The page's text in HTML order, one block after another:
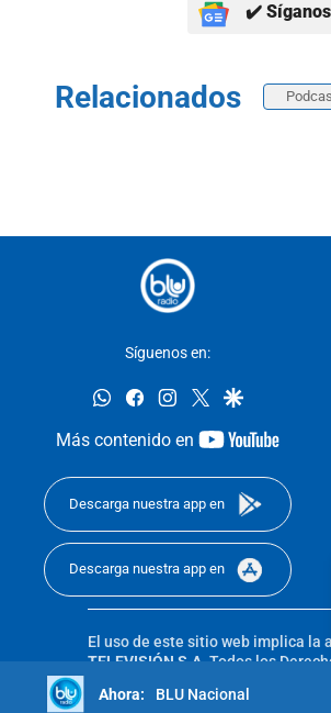
✔️ Síganos
Relacionados
Síguenos en:
whatsappfacebookinstagram
twittergoogle
Más contenido en
Descarga nuestra app en
Descarga nuestra app en
El uso de este sitio web implica la
TELEVISIÓN S.A.Todos los
sin autorización escrita de su
reserved 2025.BLU Nacional